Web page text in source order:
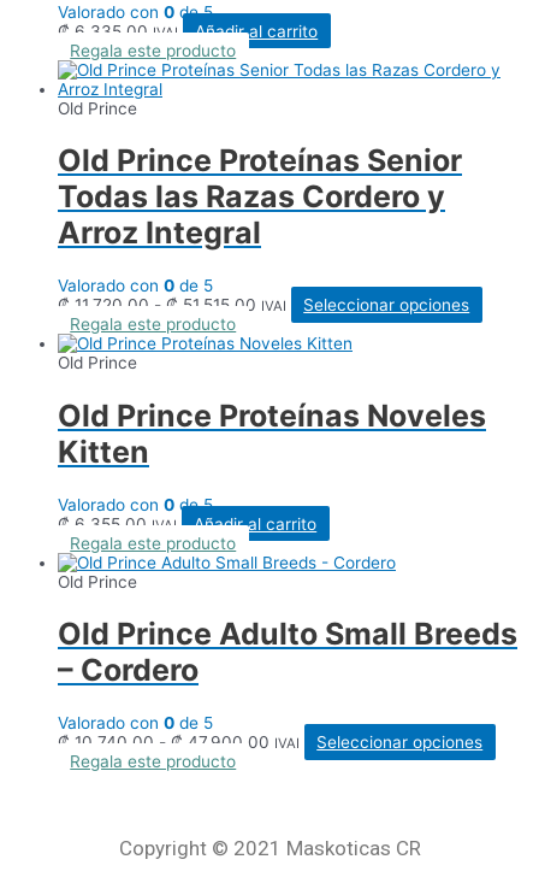
Valorado con 0 de 5
₡ 6.335,00 IVAI
Añadir al carrito
Regala este producto
Old Prince
Old Prince Proteínas Senior
Todas las Razas Cordero y
Arroz Integral
Valorado con 0 de 5
₡ 11.720,00 - ₡ 51.515,00 Rango
precios:
₡ 51.515,00
IVAI Seleccionar opciones
Regala este producto
Old Prince
Old Prince Proteínas Noveles
Kitten
Valorado con 0 de 5
₡ 6.355,00 IVAI
Añadir al carrito
Regala este producto
Old Prince
Old Prince Adulto Small Breeds
– Cordero
Valorado con 0 de 5
₡ 10.740,00 - ₡ 47.900,00 Rango
hasta
₡ 47.900,00
IVAI Seleccionar opciones
Regala este producto
Copyright © 2021 Maskoticas CR